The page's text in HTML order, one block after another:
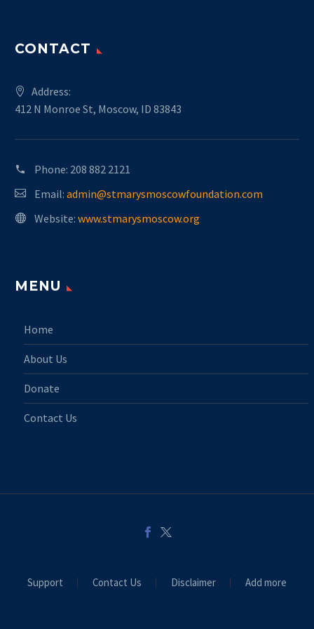
CONTACT
Address:
412 N Monroe St, Moscow, ID 83843
Phone: 208 882 2121
Email: admin@stmarysmoscowfoundation.com
Website: www.stmarysmoscow.org
MENU
Home
About Us
Donate
Contact Us
Support Contact Us Disclaimer Add more